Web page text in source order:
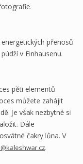
přenosů
v Einhausenu.
pěti elementů
můžete zahájit
Je však nezbytné si
Dále
čakry lůna. V
.